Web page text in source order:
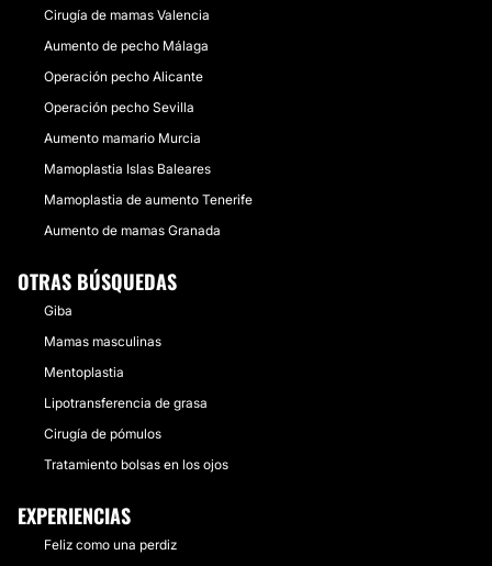
Cirugía de mamas Valencia
Aumento de pecho Málaga
Operación pecho Alicante
Operación pecho Sevilla
Aumento mamario Murcia
Mamoplastia Islas Baleares
Mamoplastia de aumento Tenerife
Aumento de mamas Granada
OTRAS BÚSQUEDAS
Giba
Mamas masculinas
Mentoplastia
Lipotransferencia de grasa
Cirugía de pómulos
Tratamiento bolsas en los ojos
EXPERIENCIAS
Feliz como una perdiz